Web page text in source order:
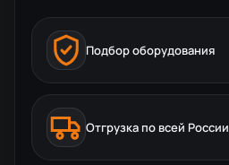
Подбор оборудования
Отгрузка по всей России